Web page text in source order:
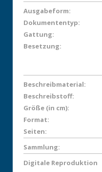
Ausgabeform:
Dokumententyp:
Gattung:
Besetzung:
Beschreibmaterial:
Beschreibstoff:
Größe (in cm):
Format:
Seiten:
Sammlung:
Digitale Reproduktion